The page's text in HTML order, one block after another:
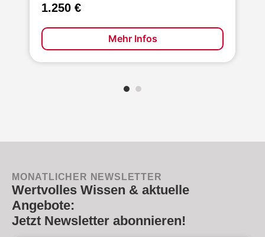
1.250 €
Mehr Infos
MONATLICHER NEWSLETTER
Wertvolles Wissen & aktuelle
Angebote:
Jetzt Newsletter abonnieren!